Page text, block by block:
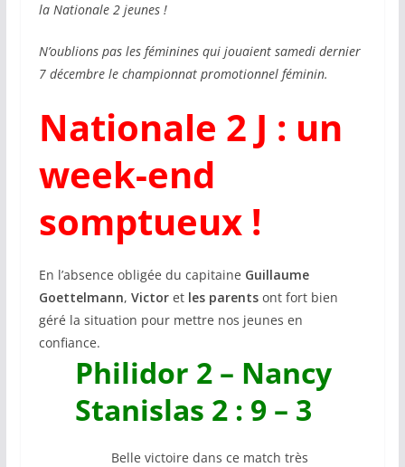
la Nationale 2 jeunes !
N’oublions pas les féminines qui jouaient samedi dernier
7 décembre le championnat promotionnel féminin.
Nationale 2 J : un
week-end
somptueux !
En l’absence obligée du capitaine Guillaume
Goettelmann, Victoret les parentsont fort bien
géré la situation pour mettre nos jeunes en
confiance.
Philidor 2 – Nancy
Stanislas 2 : 9 – 3
Belle victoire dans ce match très